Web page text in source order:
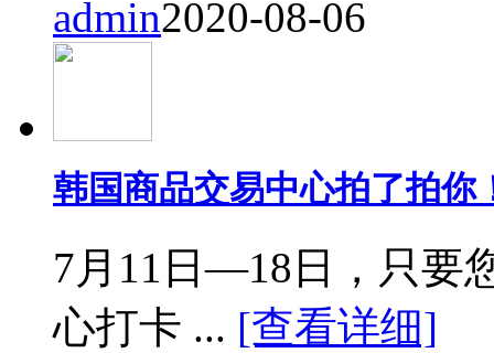
admin2020-08-06
韩国商品交易中心拍了拍你
7月11日—18日，只要
心打卡 ... [查看详细]